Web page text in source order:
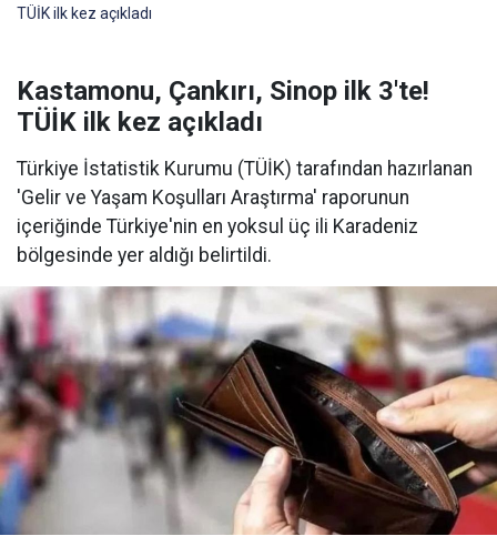
TÜİK ilk kez açıkladı
Kastamonu, Çankırı, Sinop ilk 3'te!
TÜİK ilk kez açıkladı
Türkiye İstatistik Kurumu (TÜİK) tarafından hazırlanan
'Gelir ve Yaşam Koşulları Araştırma' raporunun
içeriğinde Türkiye'nin en yoksul üç ili Karadeniz
bölgesinde yer aldığı belirtildi.